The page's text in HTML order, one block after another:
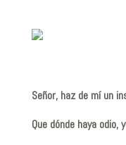
Señor, haz de mí un
Que dónde haya odio,